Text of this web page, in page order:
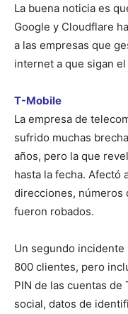
La buena noticia es
Google y Cloudflare
a las empresas que
internet a que sigan
T-Mobile
La empresa de
sufrido muchas
años, pero la que
hasta la fecha. Afectó
direcciones, números
fueron robados.
Un segundo
800 clientes, pero
PIN de las cuentas
social, datos de